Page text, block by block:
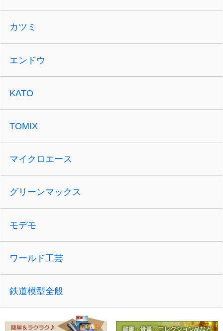
カツミ
エンドウ
KATO
TOMIX
マイクロエース
グリーンマックス
モデモ
ワールド工芸
鉄道模型全般